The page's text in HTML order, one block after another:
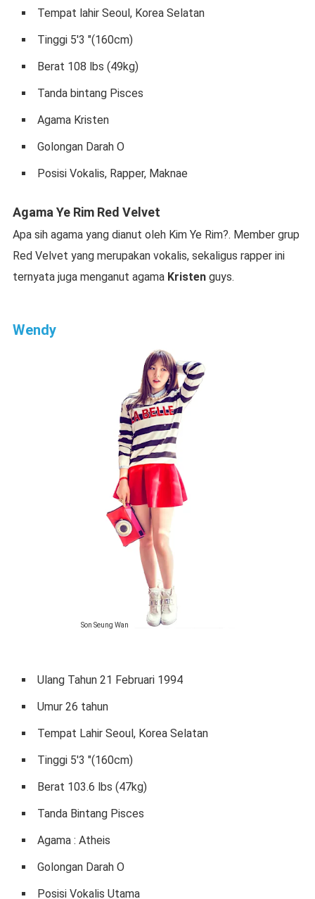
Tempat lahir Seoul, Korea Selatan
Tinggi 5'3 "(160cm)
Berat 108 lbs (49kg)
Tanda bintang Pisces
Agama Kristen
Golongan Darah O
Posisi Vokalis, Rapper, Maknae
Agama Ye Rim Red Velvet
Apa sih agama yang dianut oleh Kim Ye Rim?. Member grup
Red Velvet yang merupakan vokalis, sekaligus rapper ini
ternyata juga menganut agama Kristenguys.
Wendy
Son Seung Wan
Ulang Tahun 21 Februari 1994
Umur 26 tahun
Tempat Lahir Seoul, Korea Selatan
Tinggi 5'3 "(160cm)
Berat 103.6 lbs (47kg)
Tanda Bintang Pisces
Agama : Atheis
Golongan Darah O
Posisi Vokalis Utama